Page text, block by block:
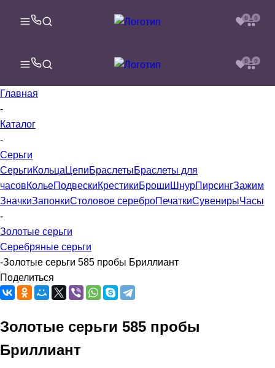
0 0
0 0
Главная
-
Каталог
-
Серьги
СерьгиКольца ЦепиБраслетыБраслеты для
часовКольеПодвескиКрестикиБроши ШнурПирсингЗажим
ЗначкиЗапонкиСтоловое сереброПечаткиСувенирыЧасы
-
Золотые серьги
Серебряные серьги
-Золотые серьги 585 пробы Бриллиант
Поделиться
Золотые серьги 585 пробы
Бриллиант